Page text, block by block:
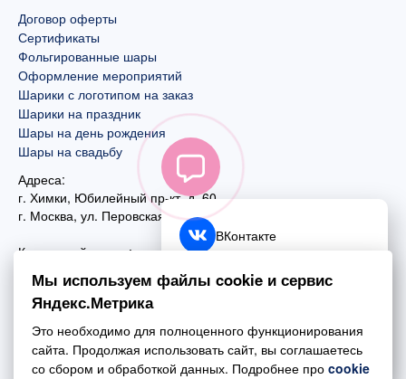
Договор оферты
Сертификаты
Фольгированные шары
Оформление мероприятий
Шарики с логотипом на заказ
Шарики на праздник
Шары на день рождения
Шары на свадьбу
Адреса:
г. Химки, Юбилейный пр-кт, д. 60
г. Москва, ул. Перовская, д. 59
Контактный номер:
+7 (495) 970-44-75
Почта:
mail@esta-fiesta.ru
ВКонтакте
Telegram
Обратный звонок
Мы используем файлы cookie и сервис
Яндекс.Метрика
Это необходимо для полноценного функционирования
сайта. Продолжая использовать сайт, вы соглашаетесь
со сбором и обработкой данных. Подробнее про cookie